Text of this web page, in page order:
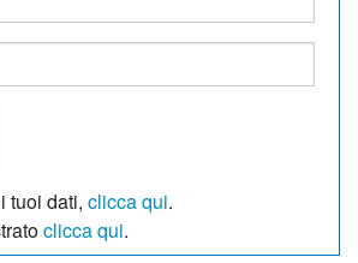
tuoi dati, clicca qui.
clicca qui.